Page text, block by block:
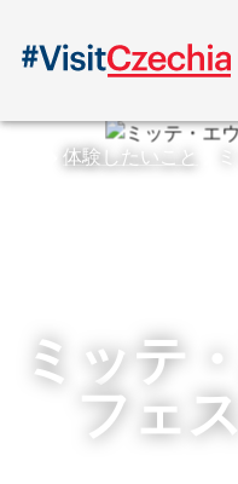
体験したいこと
ミッテ
フェ